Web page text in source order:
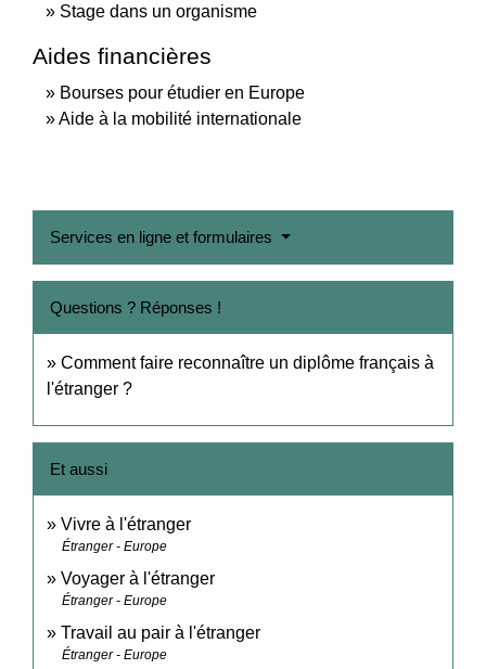
Stage dans un organisme
Aides financières
Bourses pour étudier en Europe
Aide à la mobilité internationale
Services en ligne et formulaires
Questions ? Réponses !
Comment faire reconnaître un diplôme français à
l'étranger ?
Et aussi
Vivre à l'étranger
Étranger - Europe
Voyager à l'étranger
Étranger - Europe
Travail au pair à l'étranger
Étranger - Europe